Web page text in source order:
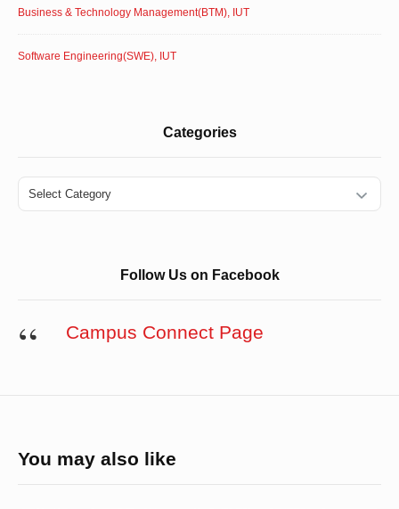
Business & Technology Management(BTM), IUT
Software Engineering(SWE), IUT
Categories
Categories
Follow Us on Facebook
Campus Connect Page
You may also like